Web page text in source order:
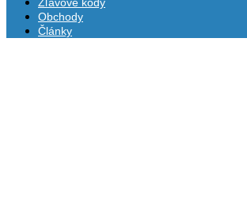
Obchody
Články